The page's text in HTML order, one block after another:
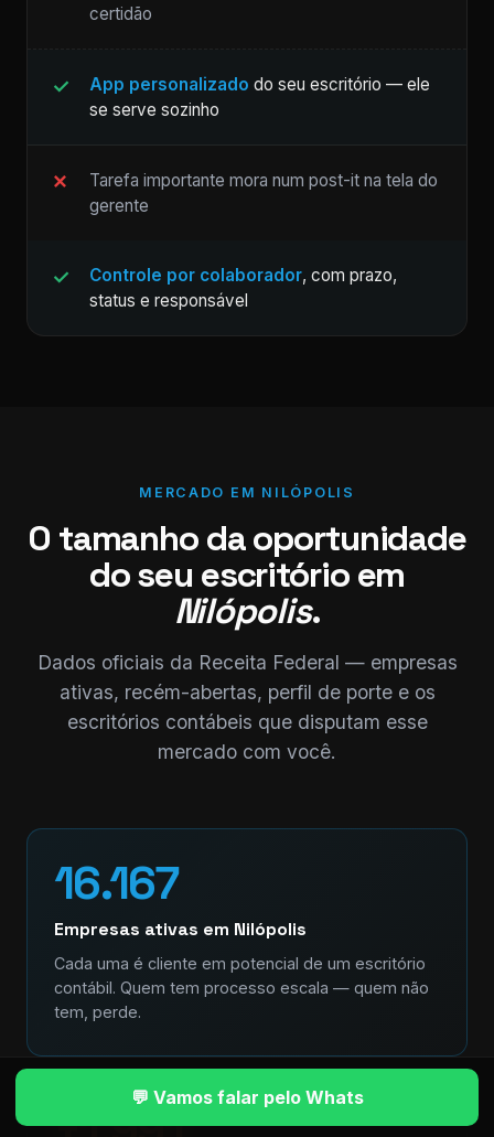
certidão
App personalizado do seu escritório — ele
se serve sozinho
Tarefa importante mora num post-it na tela do
gerente
Controle por colaborador, com prazo,
status e responsável
MERCADO EM NILÓPOLIS
O tamanho da oportunidade
do seu escritório em
Nilópolis.
Dados oficiais da Receita Federal — empresas
ativas, recém-abertas, perfil de porte e os
escritórios contábeis que disputam esse
mercado com você.
16.167
Empresas ativas em Nilópolis
Cada uma é cliente em potencial de um escritório
contábil. Quem tem processo escala — quem não
tem, perde.
💬 Vamos falar pelo Whats